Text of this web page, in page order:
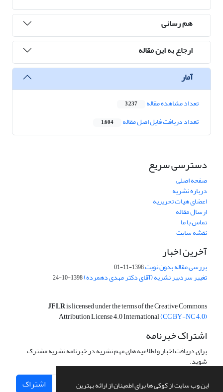
این وب سایت از کوکی ها برای اطمینان از ارائه بهترین
هم رسانی
ارجاع به این مقاله
آمار
تعداد مشاهده مقاله 3,237
تعداد دریافت فایل اصل مقاله 1,604
دسترسی سریع
صفحه اصلی
درباره نشریه
اعضای هیات تحریریه
ارسال مقاله
تماس با ما
نقشه سایت
آخرین اخبار
بررسی مقاله بدون نوبت1398-11-01
تغییر سردبیر نشریه (آقای دکتر مهدی دهمرده)1398-10-24
JFLRis licensed under the terms of the Creative Commons
Attribution License 4.0 International(CC BY-NC 4.0)
اشتراک خبرنامه
برای دریافت اخبار و اطلاعیه های مهم نشریه در خبرنامه نشریه مشترک
شوید.
اشتراک